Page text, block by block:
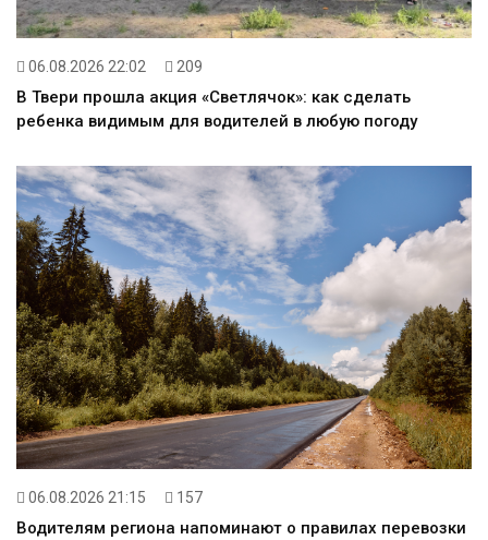
06.08.2026 22:02 209
В Твери прошла акция «Светлячок»: как сделать
ребенка видимым для водителей в любую погоду
06.08.2026 21:15 157
Водителям региона напоминают о правилах перевозки